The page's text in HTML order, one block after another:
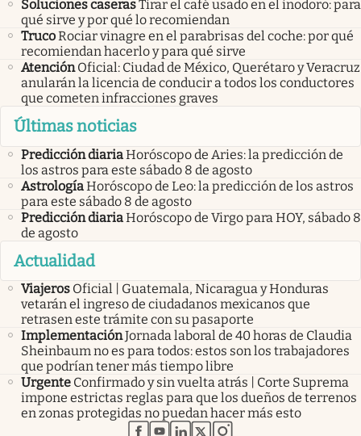
Soluciones caserasTirar el café usado en el inodoro: para
qué sirve y por qué lo recomiendan
TrucoRociar vinagre en el parabrisas del coche: por qué
recomiendan hacerlo y para qué sirve
Atención Oficial: Ciudad de México, Querétaro y Veracruz
anularán la licencia de conducir a todos los conductores
que cometen infracciones graves
Últimas noticias
Predicción diariaHoróscopo de Aries: la predicción de
los astros para este sábado 8 de agosto
AstrologíaHoróscopo de Leo: la predicción de los astros
para este sábado 8 de agosto
Predicción diariaHoróscopo de Virgo para HOY, sábado 8
de agosto
Actualidad
Viajeros Oficial | Guatemala, Nicaragua y Honduras
vetarán el ingreso de ciudadanos mexicanos que
retrasen este trámite con su pasaporte
ImplementaciónJornada laboral de 40 horas de Claudia
Sheinbaum no es para todos: estos son los trabajadores
que podrían tener más tiempo libre
Urgente Confirmado y sin vuelta atrás | Corte Suprema
impone estrictas reglas para que los dueños de terrenos
en zonas protegidas no puedan hacer más esto
abre en nueva pestaña
abre en nueva pestaña
abre en nueva pestaña
abre en nueva pestaña
abre en nueva pestaña